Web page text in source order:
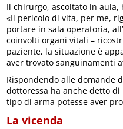
Il chirurgo, ascoltato in
«Il pericolo di vita, per me,
portare in sala operatoria,
coinvolti organi vitali –
paziente, la situazione è
aver trovato sanguinamenti
Rispondendo alle domande
dottoressa ha anche detto
tipo di arma potesse aver
La vicenda